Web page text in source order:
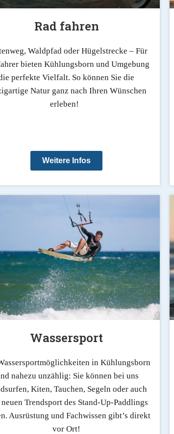
Rad fahren
Waldpfad oder Hügelstrecke – Für
bieten Kühlungsborn und Umgebung
perfekte Vielfalt. So können Sie die
Natur ganz nach Ihren Wünschen
erleben!
Weitere Infos
Wassersport
in Kühlungsborn
nahezu unzählig: Sie können bei uns
Kiten, Tauchen, Segeln oder auch
neuen Trendsport des Stand-Up-Paddlings
Ausrüstung und Fachwissen gibt’s direkt
vor Ort!